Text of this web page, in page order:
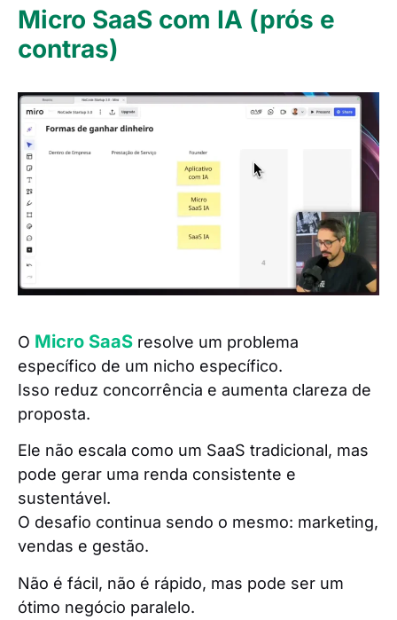
Micro SaaS com IA (prós e
contras)
O Micro SaaS resolve um problema
específico de um nicho específico.
Isso reduz concorrência e aumenta clareza de
proposta.
Ele não escala como um SaaS tradicional, mas
pode gerar uma renda consistente e
sustentável.
O desafio continua sendo o mesmo: marketing,
vendas e gestão.
Não é fácil, não é rápido, mas pode ser um
ótimo negócio paralelo.